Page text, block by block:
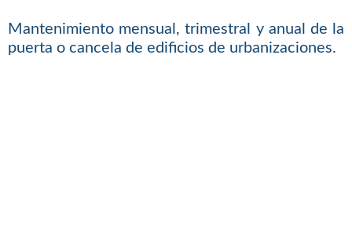
Mantenimiento mensual, trimestral y anual de la
puerta o cancela de edificios de urbanizaciones.